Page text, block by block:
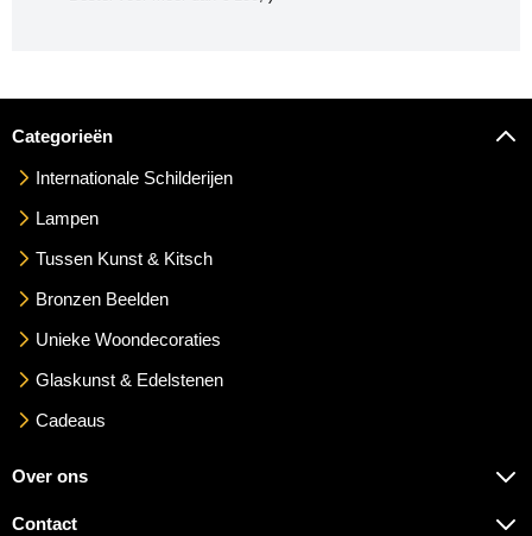
Categorieën
Internationale Schilderijen
Lampen
Tussen Kunst & Kitsch
Bronzen Beelden
Unieke Woondecoraties
Glaskunst & Edelstenen
Cadeaus
Over ons
Contact